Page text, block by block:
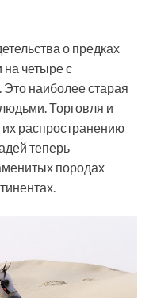
о предках
на четыре с
Это наиболее старая
Торговля и
распространению
теперь
породах